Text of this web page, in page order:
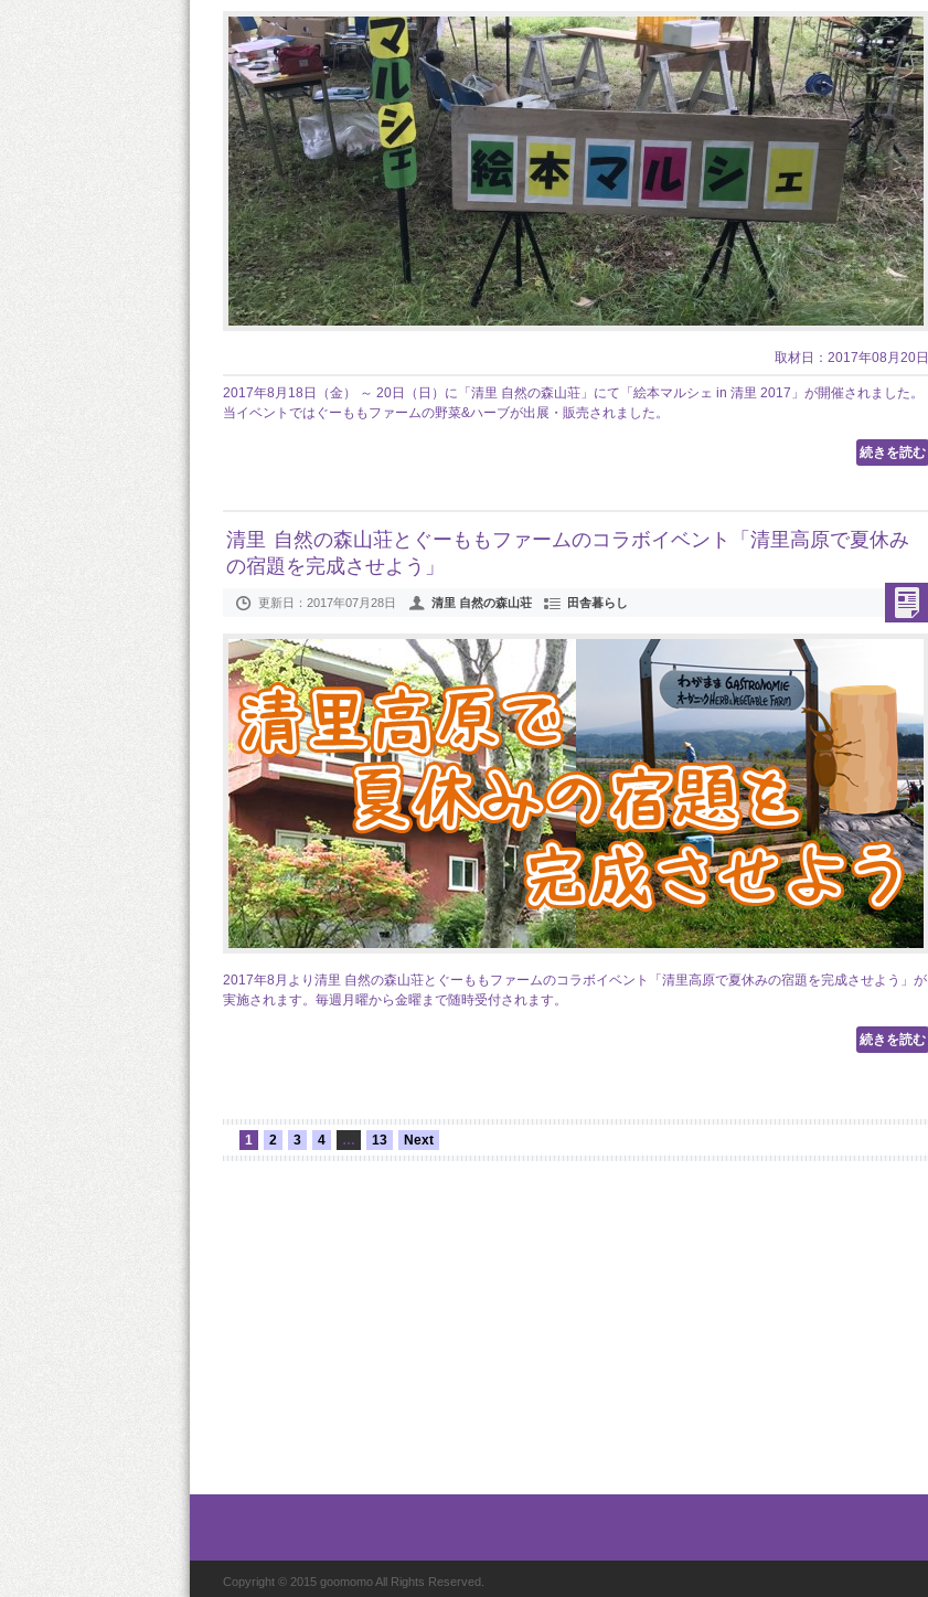
取材日：2017年08月20日
2017年8月18日（金） ～ 20日（日）に「清里 自然の森山荘」にて「絵本マルシェ in 清里 2017」が開催されました。
当イベントではぐーももファームの野菜&ハーブが出展・販売されました。
続きを読む
清里 自然の森山荘とぐーももファームのコラボイベント「清里高原で夏休み
の宿題を完成させよう」
更新日： 2017年07月28日 清里 自然の森山荘 田舎暮らし
2017年8月より清里 自然の森山荘とぐーももファームのコラボイベント「清里高原で夏休みの宿題を完成させよう」が
実施されます。毎週月曜から金曜まで随時受付されます。
続きを読む
1 2 3 4 … 13 Next
Copyright © 2015 goomomo All Rights Reserved.